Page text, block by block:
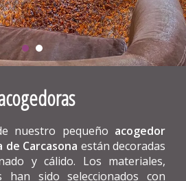
nuestro pequeño acogedor
Carcasona están decoradas
y cálido. Los materiales,
han sido seleccionados con